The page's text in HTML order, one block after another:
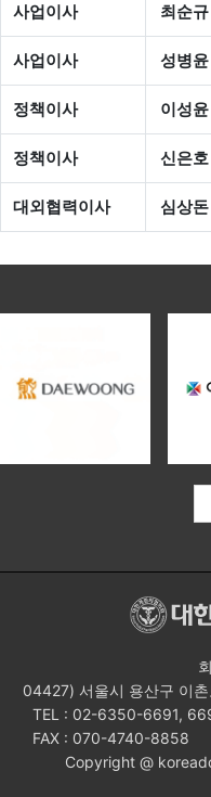
사업이사 최순규
사업이사 성병윤
정책이사 이성윤
정책이사 신은호
대외협력이사 심상돈
04427) 서울시 용산구 이
TEL : 02-6350-6691,
FAX : 070-4740-8858
Copyright @